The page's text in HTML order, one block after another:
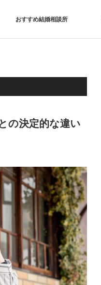
おすすめ結婚相談所
の決定的な違い